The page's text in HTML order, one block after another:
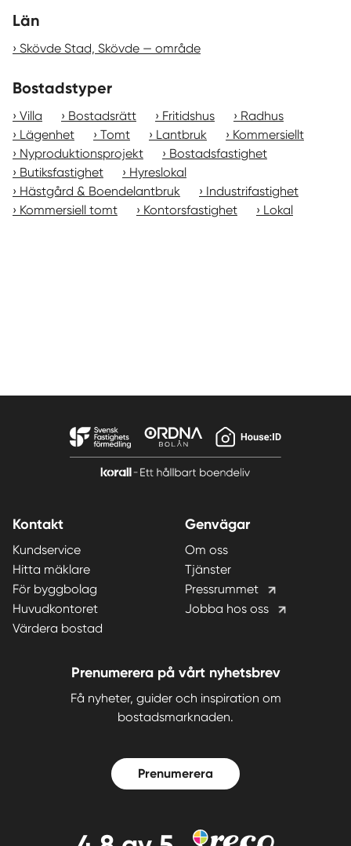
Län
Skövde Stad, Skövde — område
Bostadstyper
Villa Bostadsrätt Fritidshus
Radhus
Lägenhet
Tomt Lantbruk
Kommersiellt
Nyproduktionsprojekt
Bostadsfastighet
Butiksfastighet
Hyreslokal
Hästgård & Boendelantbruk
Industrifastighet
Kommersiell tomt
Kontorsfastighet Lokal
Kontakt
Kundservice
Hitta mäklare
För byggbolag
Huvudkontoret
Värdera bostad
Genvägar
Om oss
Tjänster
Pressrummet
Jobba hos oss
Prenumerera på vårt nyhetsbrev
Få nyheter, guider och inspiration om
bostadsmarknaden.
Prenumerera